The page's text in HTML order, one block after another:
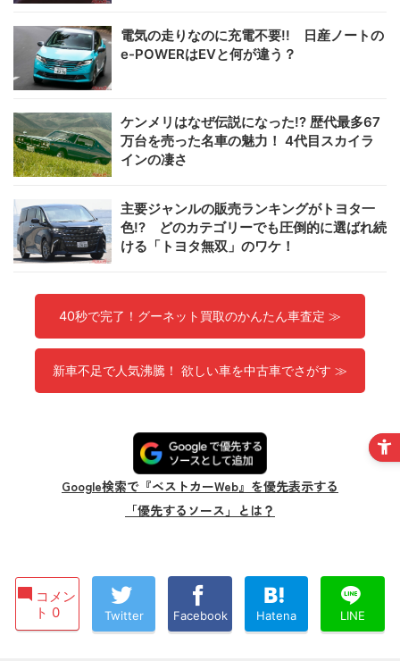
電気の走りなのに充電不要!! 日産ノートの
e-POWERはEVと何が違う？
ケンメリはなぜ伝説になった!? 歴代最多67
万台を売った名車の魅力！ 4代目スカイラ
インの凄さ
主要ジャンルの販売ランキングがトヨタ一
色!? どのカテゴリーでも圧倒的に選ばれ続
ける「トヨタ無双」のワケ！
40秒で完了！グーネット買取のかんたん車査定 ≫
新車不足で人気沸騰！ 欲しい車を中古車でさがす ≫
Google検索で『ベストカーWeb』を優先表示する
「優先するソース」とは？
コメン
ト 0
Twitter Facebook Hatena LINE